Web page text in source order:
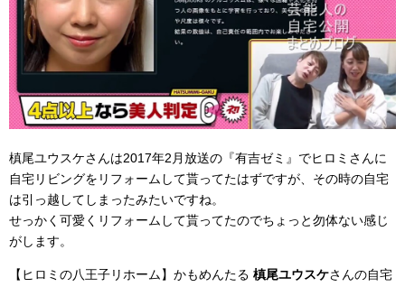
槙尾ユウスケさんは2017年2月放送の『有吉ゼミ』でヒロミさんに
自宅リビングをリフォームして貰ってたはずですが、その時の自宅
は引っ越してしまったみたいですね。
せっかく可愛くリフォームして貰ってたのでちょっと勿体ない感じ
がします。
【ヒロミの八王子リホーム】かもめんたる 槙尾ユウスケさんの自宅